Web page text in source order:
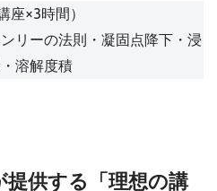
座×3時間）
リーの法則・凝固点降下・浸
溶解度積
提供する「理想の講